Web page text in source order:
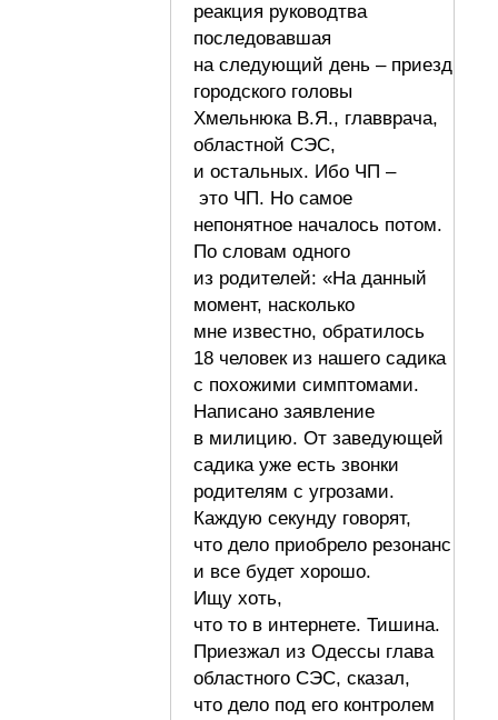
реакция руководтва
последовавшая
на следующий день – приезд
городского головы
Хмельнюка В.Я., главврача,
областной СЭС,
и остальных. Ибо ЧП –
это ЧП. Но самое
непонятное началось потом.
По словам одного
из родителей: «На данный
момент, насколько
мне известно, обратилось
18 человек из нашего садика
с похожими симптомами.
Написано заявление
в милицию. От заведующей
садика уже есть звонки
родителям с угрозами.
Каждую секунду говорят,
что дело приобрело резонанс
и все будет хорошо.
Ищу хоть,
что то в интернете. Тишина.
Приезжал из Одессы глава
областного СЭС, сказал,
что дело под его контролем